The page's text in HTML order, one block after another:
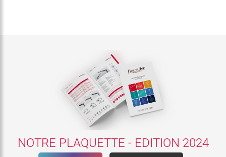
NOTRE PLAQUETTE - EDITION 2024